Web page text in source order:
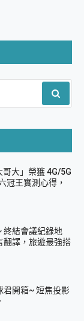
大」榮獲 4G/5G
冠王實測心得，
終結會議紀錄地
翻譯，旅遊最強搭
君開箱~ 短焦投影